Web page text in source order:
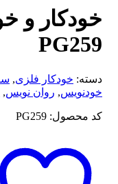
خودکار و
PG259
دسته:خودکار فلزی, ست
خودنويس,روان نويس,ست
کد محصول: PG259